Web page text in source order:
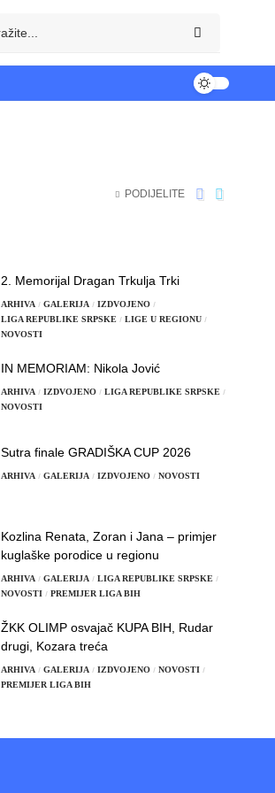
PODIJELITE
2. Memorijal Dragan Trkulja Trki
ARHIVA GALERIJA
IZDVOJENO
LIGA REPUBLIKE SRPSKE
LIGE U REGIONU
NOVOSTI
IN MEMORIAM: Nikola Jović
ARHIVA IZDVOJENO
LIGA REPUBLIKE SRPSKE
NOVOSTI
Sutra finale GRADIŠKA CUP 2026
ARHIVA GALERIJA IZDVOJENO NOVOSTI
Kozlina Renata, Zoran i Jana – primjer
kuglaške porodice u regionu
ARHIVA GALERIJA
LIGA REPUBLIKE SRPSKE
NOVOSTI
PREMIJER LIGA BIH
ŽKK OLIMP osvajač KUPA BIH, Rudar
drugi, Kozara treća
ARHIVA GALERIJA IZDVOJENO
NOVOSTI
PREMIJER LIGA BIH